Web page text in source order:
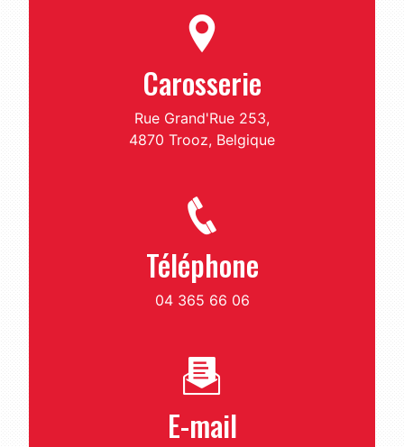
Carosserie
Rue Grand'Rue 253,
4870 Trooz, Belgique
Téléphone
04 365 66 06
E-mail